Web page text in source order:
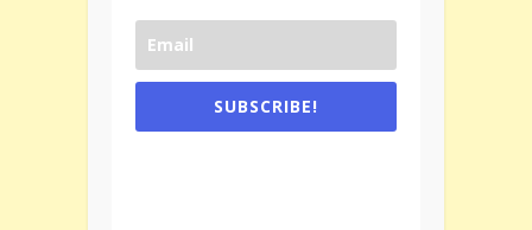
SUBSCRIBE!